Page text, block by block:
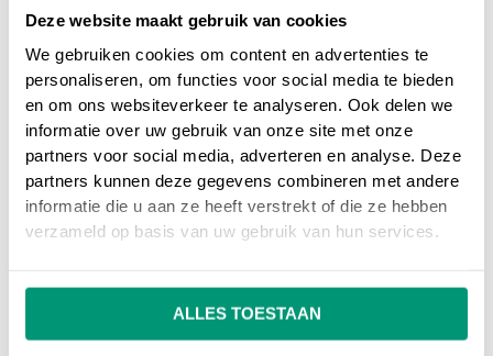
Deze website maakt gebruik van cookies
We gebruiken cookies om content en advertenties te
personaliseren, om functies voor social media te bieden
en om ons websiteverkeer te analyseren. Ook delen we
informatie over uw gebruik van onze site met onze
partners voor social media, adverteren en analyse. Deze
partners kunnen deze gegevens combineren met andere
informatie die u aan ze heeft verstrekt of die ze hebben
verzameld op basis van uw gebruik van hun services.
ALLES TOESTAAN
Bedrijf
VERSTUUR
This site is protected by
reCAPTCHA and the Google
Privacy Policyand Terms of